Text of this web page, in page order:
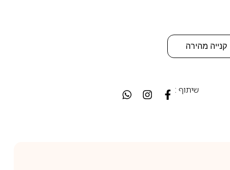
קנייה מהירה
שיתוף :